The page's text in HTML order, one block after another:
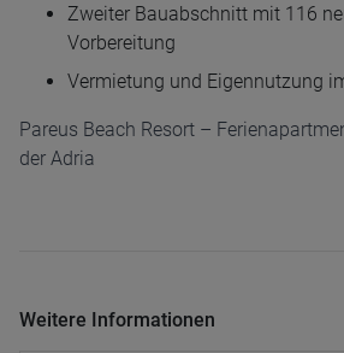
Zweiter Bauabschnitt mit 116
Vorbereitung
Vermietung und Eigennutzung
Pareus Beach Resort –
der Adria
Weitere Informationen